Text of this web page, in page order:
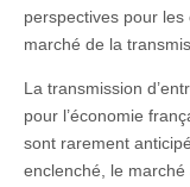
perspectives pour les
marché de la
La transmission
pour l’économie
sont rarement
enclenché, le